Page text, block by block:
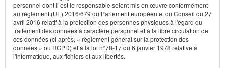
personnel dont il est le responsable soient mis en œuvre conformément
au règlement (UE) 2016/679 du Parlement européen et du Conseil du 27
avril 2016 relatif à la protection des personnes physiques à l'égard du
traitement des données à caractère personnel et à la libre circulation de
ces données (ci-après, « règlement général sur la protection des
données » ou RGPD) et à la loi n°78-17 du 6 janvier 1978 relative à
l'informatique, aux fichiers et aux libertés.